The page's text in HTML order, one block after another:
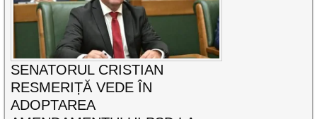
SENATORUL CRISTIAN
RESMERIȚĂ VEDE ÎN
ADOPTAREA